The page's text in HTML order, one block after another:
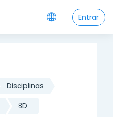
Entrar
Disciplinas
8D